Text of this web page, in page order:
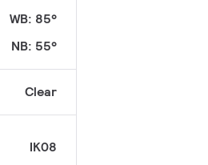
WB: 85°
NB: 55°
Clear
IK08